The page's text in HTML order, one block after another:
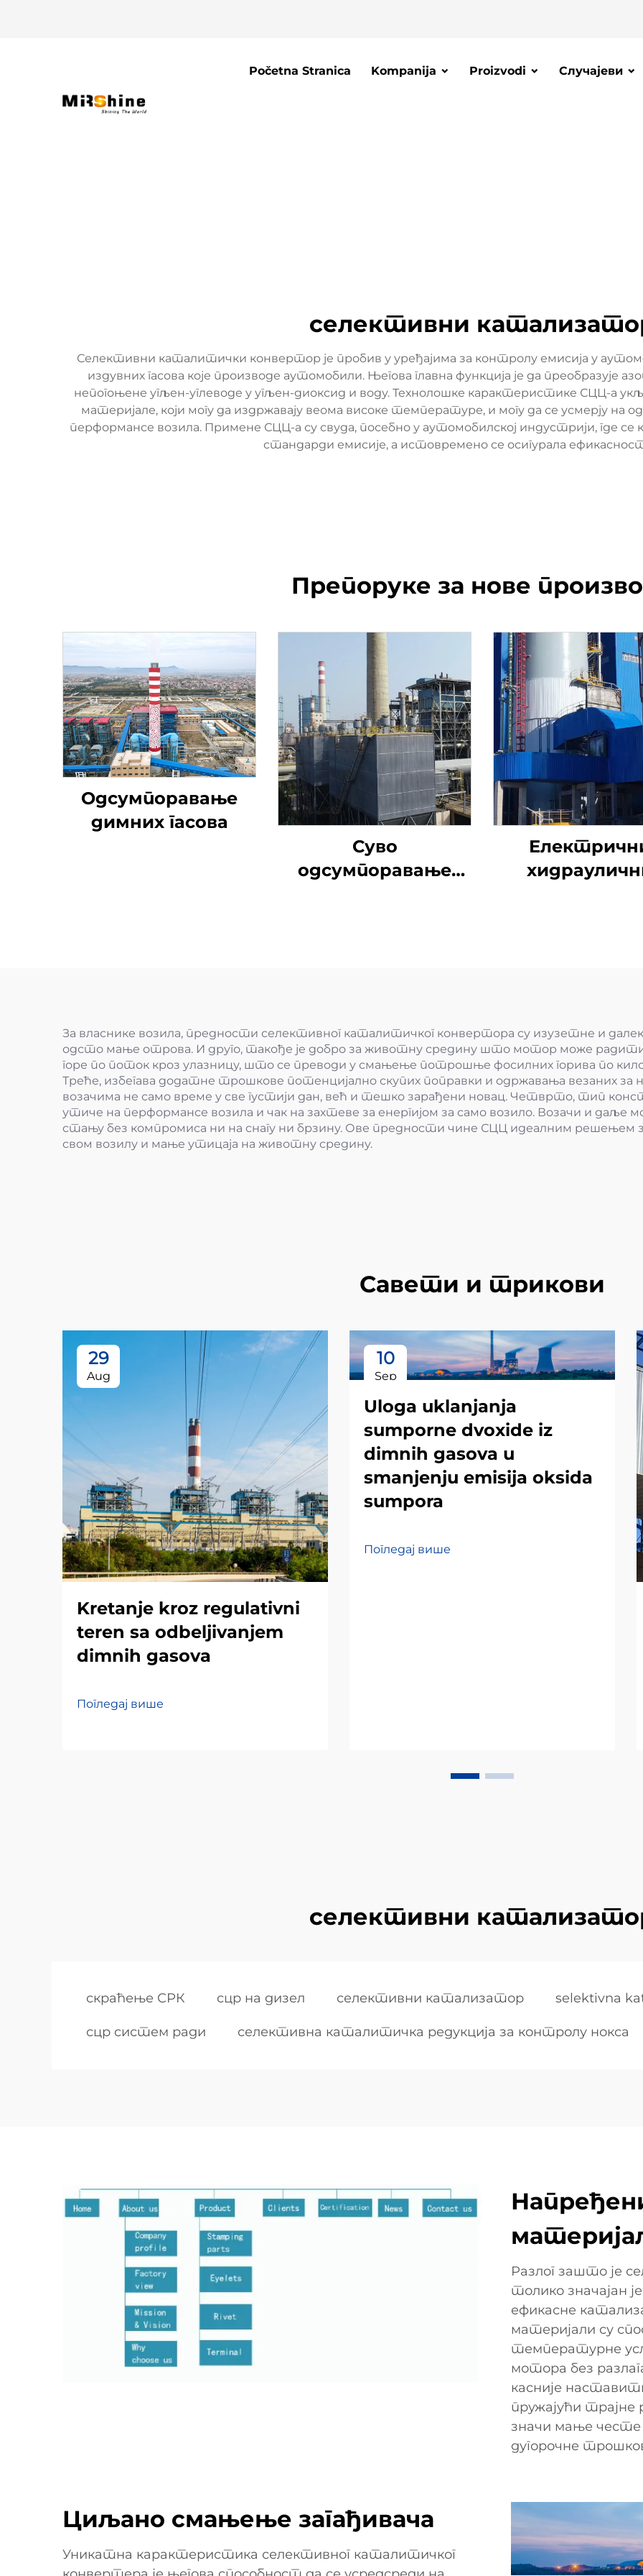
Početna Stranica Kompanija Proizvodi Случајеви
селективни
Селективни каталитички конвертор је пробив у уређајима за контролу емисија у
издувних гасова које производе аутомобили. Његова главна функција је да преобразује
непогоњене угљен-углеводе у угљен-диоксид и воду. Технолошке карактеристике СЦЦ-а
материјале, који могу да издржавају веома високе температуре, и могу да се усмерју на
перформансе возила. Примене СЦЦ-а су свуда, посебно у аутомобилској индустрији, где
стандарди емисије, а истовремено се осигурала
Препоруке за нове
Одсумпоравање
димних гасова
Суво
одсумпоравање
За власнике возила, предности селективног каталитичког конвертора су изузетне и
одсто мање отрова. И друго, такође је добро за животну средину што мотор може радити
горе по поток кроз улазницу, што се преводи у смањење потрошње фосилних горива по
Треће, избегава додатне трошкове потенцијално скупих поправки и одржавања везаних
возачима не само време у све густији дан, већ и тешко зарађени новац. Четврто, тип
утиче на перформансе возила и чак на захтеве за енергијом за само возило. Возачи и даље
стању без компромиса ни на снагу ни брзину. Ове предности чине СЦЦ идеалним решењем
свом возилу и мање утицаја на животну средину.
Савети и трикови
29
Aug
Kretanje kroz regulativni
teren sa odbeljivanjem
dimnih gasova
Погледај више
10
Sep
Uloga uklanjanja
sumporne dvoxide iz
dimnih gasova u
smanjenju emisija oksida
sumpora
Погледај више
селективни
скраћење СРК сцр на дизел селективни катализатор selektivna
сцр систем ради селективна каталитичка редукција за контролу нокса
Разлог зашто је
толико значајан
ефикасне
материјали су
температурне
мотора без
касније
пружајући
значи мање
дугорочне
Циљано смањење загађивача
Уникатна карактеристика селективног каталитичког